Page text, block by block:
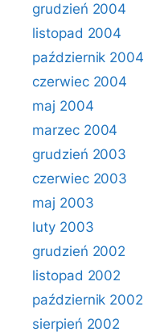
grudzień 2004
listopad 2004
październik 2004
czerwiec 2004
maj 2004
marzec 2004
grudzień 2003
czerwiec 2003
maj 2003
luty 2003
grudzień 2002
listopad 2002
październik 2002
sierpień 2002